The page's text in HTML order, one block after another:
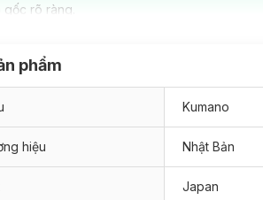
gốc rõ ràng.
phẩm
Kumano
hiệu Nhật Bản
Japan